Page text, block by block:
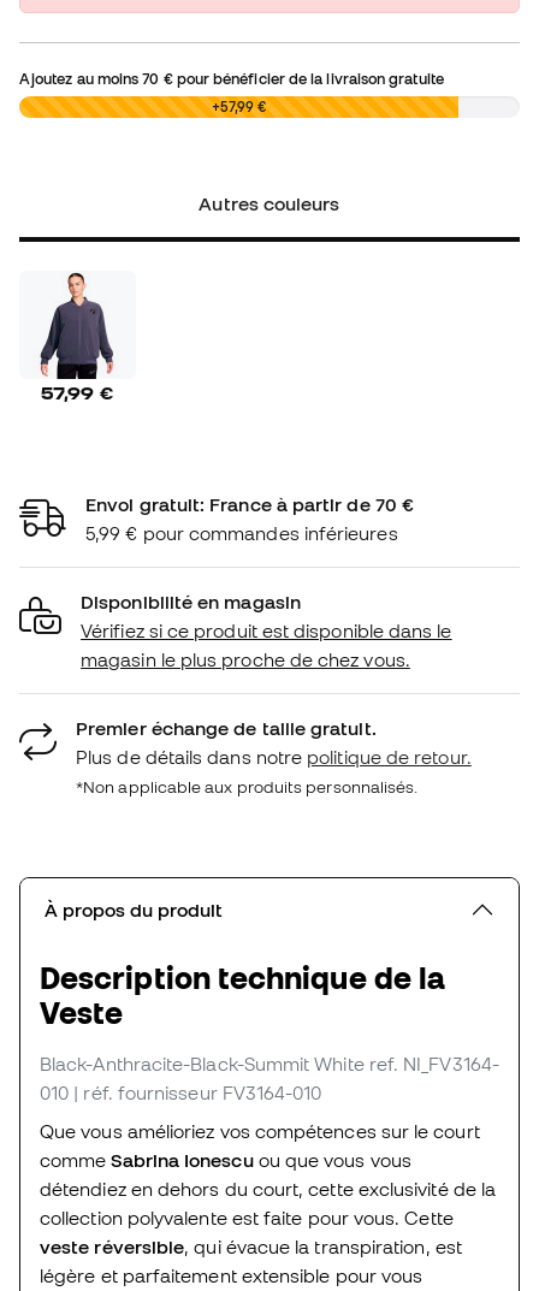
Ajoutez au moins70 €pour bénéficier de la livraison gratuite
0,00 € +57,99 €
Autres couleurs
57,99 €
Envoi gratuit: France à partir de 70 €
5,99 € pour commandes inférieures
Disponibilité en magasin
Vérifiez si ce produit est disponible dans le
magasin le plus proche de chez vous.
Premier échange de taille gratuit.
Plus de détails dans notre politique de retour.
*Non applicable aux produits personnalisés.
À propos du produit
Description technique de la
Veste
Black-Anthracite-Black-Summit White ref. NI_FV3164-
010 | réf. fournisseur FV3164-010
Que vous amélioriez vos compétences sur le court
commeSabrina Ionescu ou que vous vous
détendiez en dehors du court, cette exclusivité de la
collection polyvalente est faite pour vous. Cette
veste réversible , qui évacue la transpiration, est
légère et parfaitement extensible pour vous